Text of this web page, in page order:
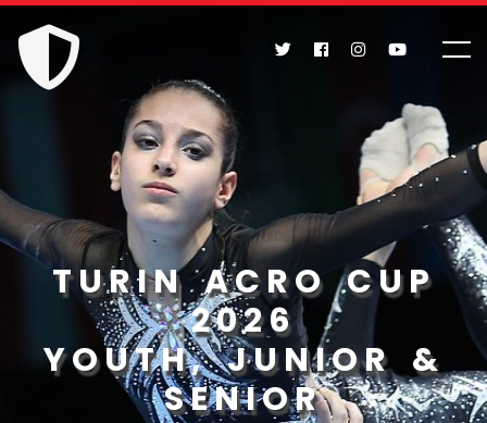
TURIN ACRO CUP
2026
YOUTH, JUNIOR &
SENIOR